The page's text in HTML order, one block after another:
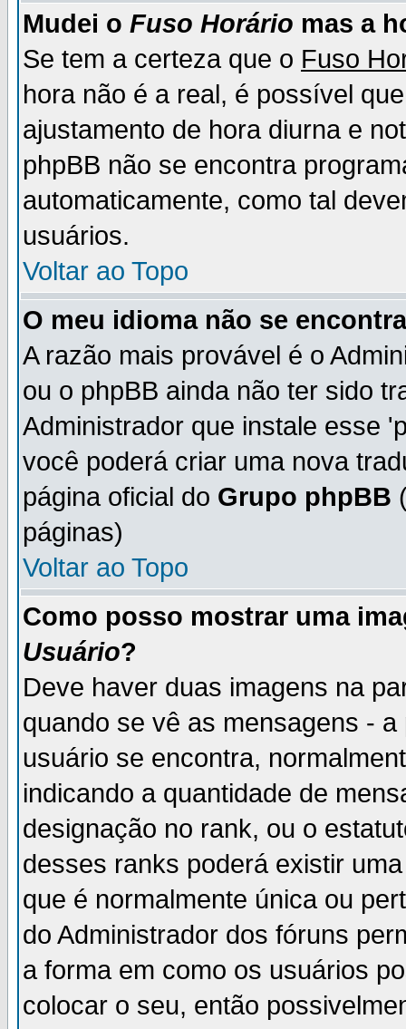
Mudei o Fuso Horário mas a
Se tem a certeza que o Fuso
hora não é a real, é possível
ajustamento de hora diurna e
phpBB não se encontra
automaticamente, como tal
usuários.
Voltar ao Topo
O meu idioma não se
A razão mais provável é o
ou o phpBB ainda não ter sido
Administrador que instale esse
você poderá criar uma nova
página oficial do Grupo phpBB
páginas)
Voltar ao Topo
Como posso mostrar uma
Usuário?
Deve haver duas imagens na
quando se vê as mensagens -
usuário se encontra,
indicando a quantidade de
designação no rank, ou o
desses ranks poderá existir
que é normalmente única ou
do Administrador dos fóruns
a forma em como os usuários
colocar o seu, então